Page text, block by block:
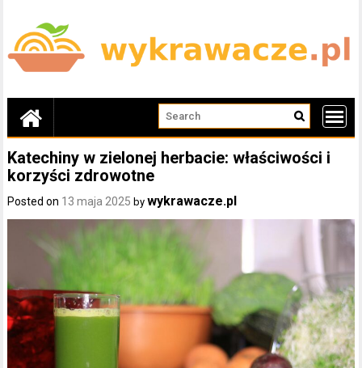
content
Katechiny w zielonej herbacie: właściwości i
korzyści zdrowotne
Posted on 13 maja 2025 bywykrawacze.pl